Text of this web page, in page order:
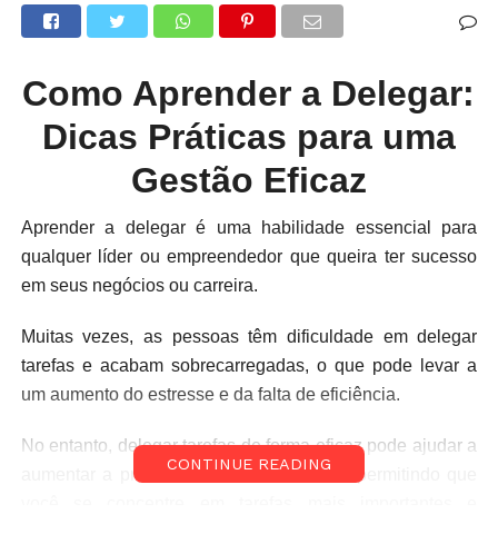
Como Aprender a Delegar:
Dicas Práticas para uma
Gestão Eficaz
Aprender a delegar é uma habilidade essencial para
qualquer líder ou empreendedor que queira ter sucesso
em seus negócios ou carreira.
Muitas vezes, as pessoas têm dificuldade em delegar
tarefas e acabam sobrecarregadas, o que pode levar a
um aumento do estresse e da falta de eficiência.
No entanto, delegar tarefas de forma eficaz pode ajudar a
aumentar a produtividade e a eficiência, permitindo que
CONTINUE READING